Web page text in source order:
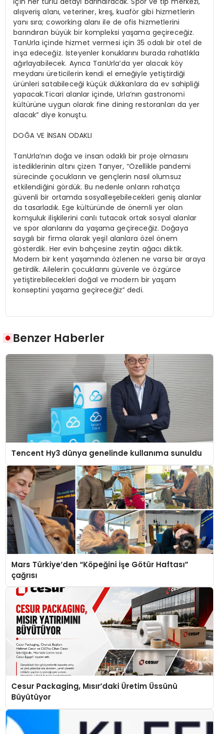
alışveriş alanı, veteriner, kreş, kuaför gibi hizmetlerin
yanı sıra; coworking alanı ile de ofis hizmetlerini
barındıran büyük bir kompleksi yaşama geçireceğiz.
TanUrla içinde hizmet vermesi için 35 odalı bir otel de
inşa edeceğiz. İsteyenler konuklarını burada rahatlıkla
ağırlayabilecek. Ayrıca TanUrla’da yer alacak köy
meydanı üreticilerin kendi el emeğiyle yetiştirdiği
ürünleri satabileceği küçük dükkanlara da ev sahipliği
yapacak.Ticari alanlar içinde, Urla’nın gastronomi
kültürüne uygun olarak fine dining restoranları da yer
alacak” diye konuştu.
DOĞA VE İNSAN ODAKLI
TanUrla’nın doğa ve insan odaklı bir proje olmasını
istediklerinin altını çizen Tanyer, “Özellikle pandemi
sürecinde çocukların ve gençlerin nasıl olumsuz
etkilendiğini gördük. Bu nedenle onların rahatça
güvenli bir ortamda sosyalleşebilecekleri geniş alanlar
da tasarladık. Ege kültüründe de önemli yer olan
komşuluk ilişkilerini canlı tutacak ortak sosyal alanlar
ve spor alanlarını da yaşama geçireceğiz. Doğaya
saygılı bir firma olarak yeşil alanlara özel önem
gösterdik. Her evin bahçesine zeytin ağacı diktik.
Modern bir kent yaşamında özlenen ne varsa bir araya
getirdik. Ailelerin çocuklarını güvenle ve özgürce
yetiştirebilecekleri doğal ve modern bir yaşam
konseptini yaşama geçireceğiz” dedi.
Benzer Haberler
Tencent Hy3 dünya genelinde kullanıma sunuldu
Mars Türkiye’den “Köpeğini İşe Götür Haftası”
çağrısı
Cesur Packaging, Mısır’daki Üretim Üssünü
Büyütüyor